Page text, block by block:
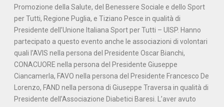
Promozione della Salute, del Benessere Sociale e dello Sport
per Tutti, Regione Puglia, e Tiziano Pesce in qualità di
Presidente dell’Unione Italiana Sport per Tutti – UISP. Hanno
partecipato a questo evento anche le associazioni di volontari
quali l’AVIS nella persona del Presidente Oscar Bianchi,
CONACUORE nella persona del Presidente Giuseppe
Ciancamerla, FAVO nella persona del Presidente Francesco De
Lorenzo, FAND nella persona di Giuseppe Traversa in qualità di
Presidente dell’Associazione Diabetici Baresi. L’aver avuto